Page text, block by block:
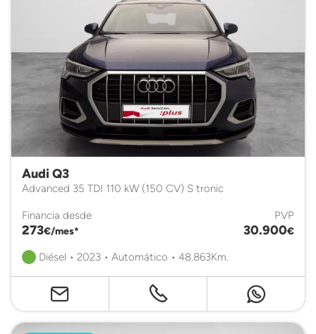
Audi Q3
Advanced 35 TDI 110 kW (150 CV) S tronic
Financia desde
273€/mes*
PVP
30.900€
Diésel • 2023 • Automático • 48.863Km.